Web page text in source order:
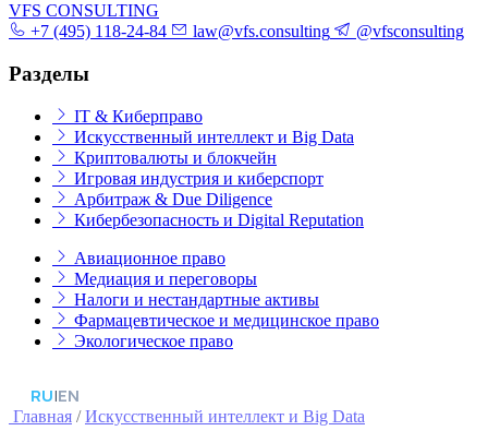
VFS CONSULTING
+7 (495) 118-24-84
law@vfs.consulting @vfsconsulting
Разделы
IT & Киберправо
Искусственный интеллект и Big Data
Криптовалюты и блокчейн
Игровая индустрия и киберспорт
Арбитраж & Due Diligence
Кибербезопасность и Digital Reputation
Авиационное право
Медиация и переговоры
Налоги и нестандартные активы
Фармацевтическое и медицинское право
Экологическое право
RU|EN
Главная /Искусственный интеллект и Big Data